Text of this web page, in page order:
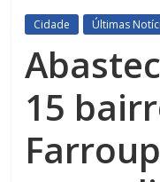
Cidade Últimas
15